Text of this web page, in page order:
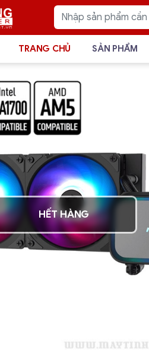
TRANG CHỦ SẢN PHẨM
HẾT HÀNG